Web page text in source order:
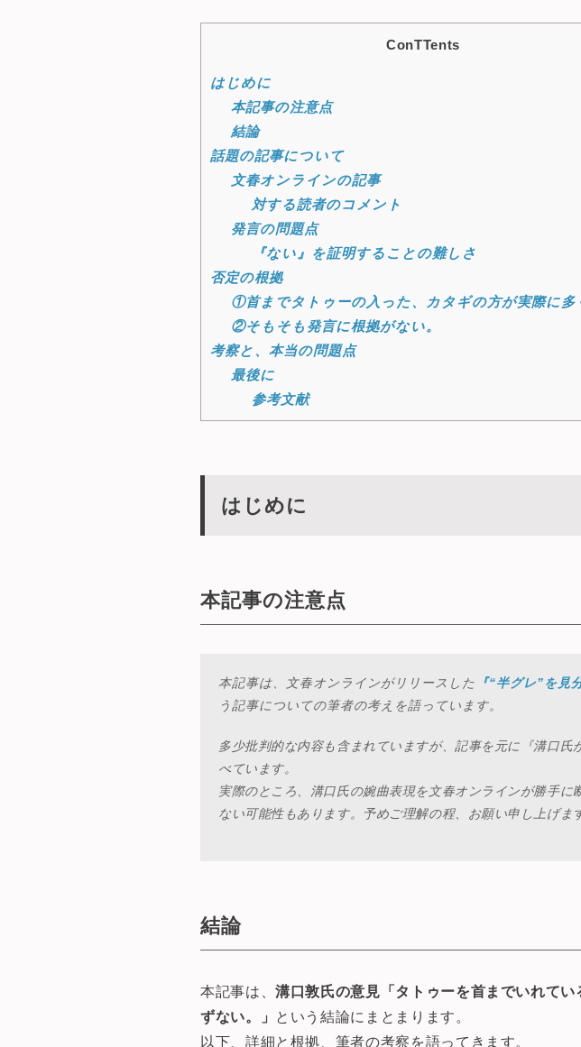
ConTTents
はじめに
本記事の注意点
結論
話題の記事について
文春オンラインの記事
対する読者のコメント
発言の問題点
『ない』を証明することの難しさ
否定の根拠
①首までタトゥーの入った、カタギの方が実際に多
②そもそも発言に根拠がない。
考察と、本当の問題点
最後に
参考文献
はじめに
本記事の注意点
本記事は、文春オンラインがリリースした 『“半グレ”を見
う記事についての筆者の考えを語っています。
多少批判的な内容も含まれていますが、記事を元に『溝口
べています。
実際のところ、溝口氏の婉曲表現を文春オンラインが勝手
ない可能性もあります。予めご理解の程、お願い申し上げま
結論
本記事は、溝口敦氏の意見「タトゥーを首までいれてい
ずない。」
という結論にまとまります。
以下、詳細と根拠、筆者の考察を語ってきます。